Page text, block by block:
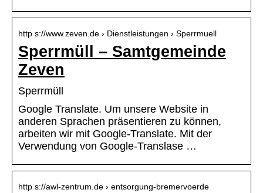
http s://www.zeven.de › Dienstleistungen › Sperrmuell
Sperrmüll – Samtgemeinde
Zeven
Sperrmüll
Google Translate. Um unsere Website in
anderen Sprachen präsentieren zu können,
arbeiten wir mit Google-Translate. Mit der
Verwendung von Google-Translase …
http s://awl-zentrum.de › entsorgung-bremervoerde